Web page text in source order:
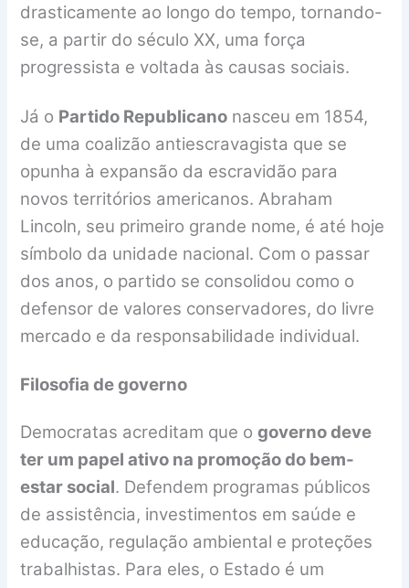
drasticamente ao longo do tempo, tornando-
se, a partir do século XX, uma força
progressista e voltada às causas sociais.
Já o Partido Republicano nasceu em 1854,
de uma coalizão antiescravagista que se
opunha à expansão da escravidão para
novos territórios americanos. Abraham
Lincoln, seu primeiro grande nome, é até hoje
símbolo da unidade nacional. Com o passar
dos anos, o partido se consolidou como o
defensor de valores conservadores, do livre
mercado e da responsabilidade individual.
Filosofia de governo
Democratas acreditam que ogoverno deve
ter um papel ativo na promoção do bem-
estar social. Defendem programas públicos
de assistência, investimentos em saúde e
educação, regulação ambiental e proteções
trabalhistas. Para eles, o Estado é um